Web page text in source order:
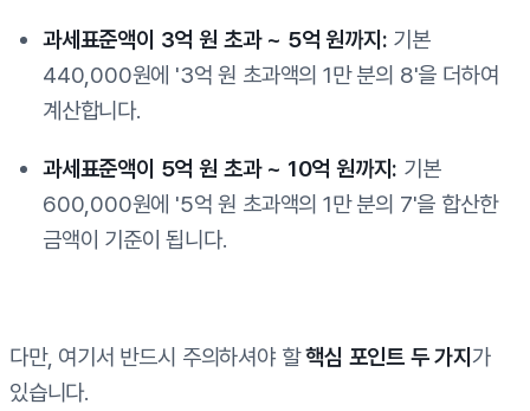
과세표준액이 3억 원 초과 ~ 5억 원까지: 기본
440,000원에 '3억 원 초과액의 1만 분의 8'을 더하여
계산합니다.
과세표준액이 5억 원 초과 ~ 10억 원까지: 기본
600,000원에 '5억 원 초과액의 1만 분의 7'을 합산한
금액이 기준이 됩니다.
다만, 여기서 반드시 주의하셔야 할핵심 포인트 두 가지가
있습니다.